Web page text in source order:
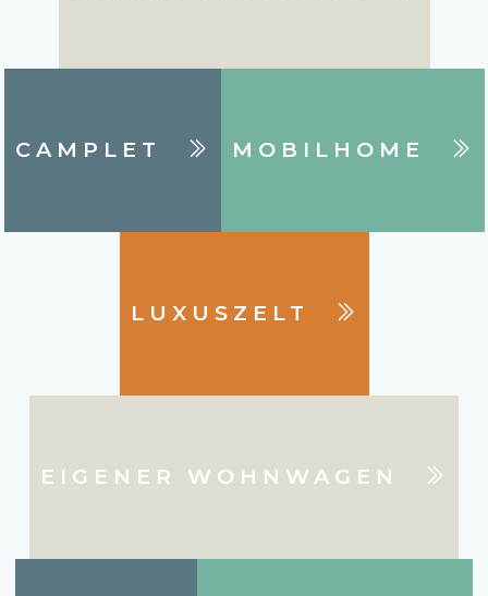
CAMPLET MOBILHOME
LUXUSZELT
EIGENER WOHNWAGEN